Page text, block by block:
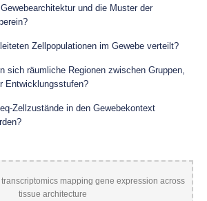
und die Muster der
Zellpopulationen im Gewebe verteilt?
sich räumliche Regionen zwischen Gruppen,
Entwicklungsstufen?
Zellzustände in den Gewebekontext